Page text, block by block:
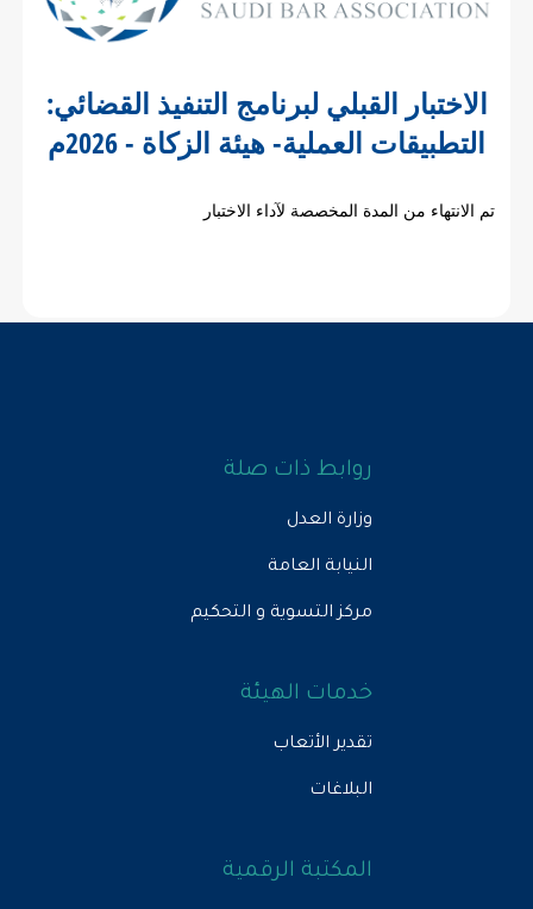
الاختبار القبلي لبرنامج التنفيذ القضائي:
التطبيقات العملية- هيئة الزكاة - 2026م
تم الانتهاء من المدة المخصصة لآداء الاختبار
روابط ذات صلة
وزارة العدل
النيابة العامة
مركز التسوية و التحكيم
خدمات الهيئة
تقدير الأتعاب
البلاغات
المكتبة الرقمية